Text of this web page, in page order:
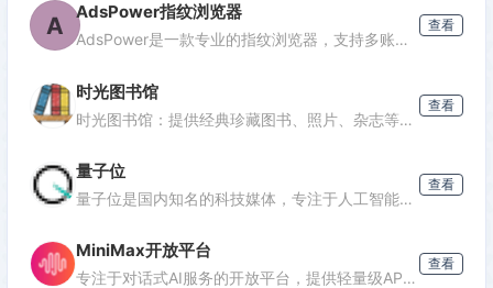
A AdsPower指纹浏览器
AdsPower是一款专业的指纹浏览器，支持多账号防关联管理，适用于跨境电商、广告投放、社媒营销等场景，提供独立浏览器环境，降低封号风险。
查看
时光图书馆
时光图书馆：提供经典珍藏图书、照片、杂志等文化资源的数字平台。
查看
量子位
量子位是国内知名的科技媒体，专注于人工智能领域，提供最新AI资讯、行业分析和深度报道，是了解AI发展的重要窗口。
查看
MiniMax开放平台
专注于对话式AI服务的开放平台，提供轻量级API接口，支持多轮对话、文本生成等功能，适合需要快速集成对话能力的开发者。
查看